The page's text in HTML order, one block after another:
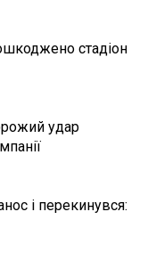
стадіон
удар
і перекинувся: